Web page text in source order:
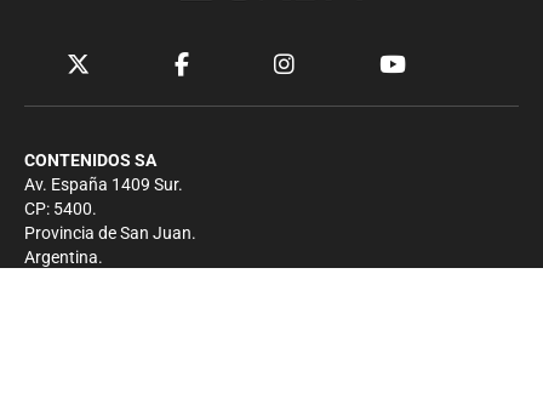
CONTENIDOS SA
Av. España 1409 Sur.
CP: 5400.
Provincia de San Juan.
Argentina.